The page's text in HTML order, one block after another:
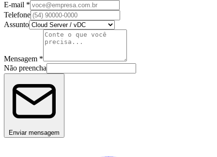
E-mail *
Telefone
Assunto
Mensagem *
Não preencha
Enviar mensagem